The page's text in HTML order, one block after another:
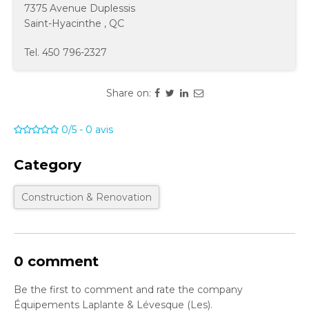
7375 Avenue Duplessis
Saint-Hyacinthe , QC
Tel. 450 796-2327
Share on:
0/5 - 0 avis
Category
Construction & Renovation
0 comment
Be the first to comment and rate the company
Équipements Laplante & Lévesque (Les).